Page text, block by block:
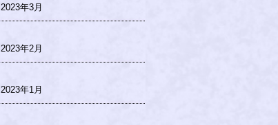
2023年3月
2023年2月
2023年1月